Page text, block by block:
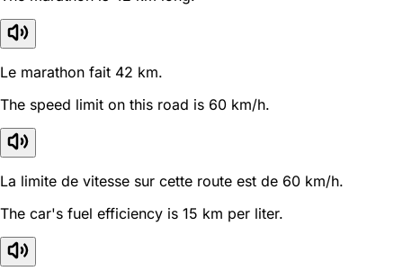
Le marathon fait 42 km.
The speed limit on this road is 60 km/h.
La limite de vitesse sur cette route est de 60 km/h.
The car's fuel efficiency is 15 km per liter.